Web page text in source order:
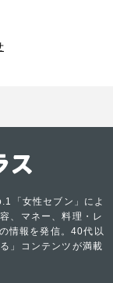
「女性セブン」によ
、マネー、料理・レ
情報を発信。40代以
」コンテンツが満載